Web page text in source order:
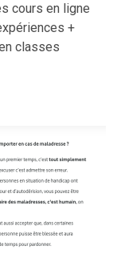
cours en ligne
+
classes